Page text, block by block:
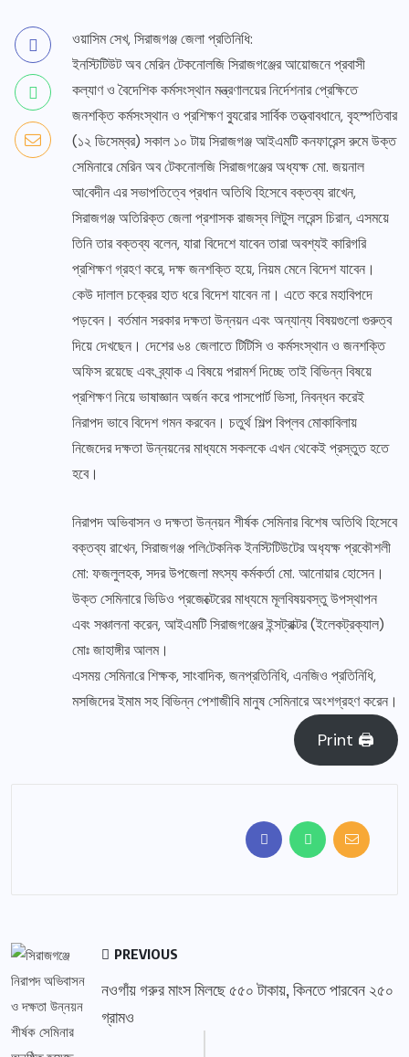
ওয়াসিম সেখ, সিরাজগঞ্জ জেলা প্রতিনিধি:
ইনস্টিটিউট অব মেরিন টেকনোলজি সিরাজগঞ্জের আয়োজনে প্রবাসী
কল্যাণ ও বৈদেশিক কর্মসংস্থান মন্ত্রণালয়ের নির্দেশনার প্রেক্ষিতে
জনশক্তি কর্মসংস্থান ও প্রশিক্ষণ ব্যুরোর সার্বিক তত্ত্বাবধানে, বৃহস্পতিবার
(১২ ডিসেম্বর) সকাল ১০ টায় সিরাজগঞ্জ আইএমটি কনফারেন্স রুমে উক্ত
সেমিনারে মেরিন অব টেকনোলজি সিরাজগঞ্জের অধ্যক্ষ মো. জয়নাল
আ‌বেদীন এর সভাপতিত্বে প্রধান অতিথি হিসেবে বক্তব্য রাখেন,
সিরাজগঞ্জ অতিরিক্ত জেলা প্রশাসক রাজস্ব লিটুস লরেন্স চিরান, এসময়ে
তিনি তার বক্তব্য বলেন, যারা বিদেশে যাবেন তারা অবশ্যই কারিগরি
প্রশিক্ষণ গ্রহণ করে, দক্ষ জনশক্তি হয়ে, নিয়ম মেনে বিদেশ যাবেন।
কেউ দালাল চক্রের হাত ধরে বিদেশ যাবেন না। এতে করে মহাবিপদে
পড়বেন। বর্তমান সরকার দক্ষতা উন্নয়ন এবং অন্যান্য বিষয়গুলো গুরুত্ব
দিয়ে দেখছেন। দেশের ৬৪ জেলাতে টিটিসি ও কর্মসংস্থান ও জনশক্তি
অফিস রয়েছে এবং ব্র্যাক এ বিষয়ে পরামর্শ দিচ্ছে তাই বিভিন্ন বিষয়ে
প্রশিক্ষণ নিয়ে ভাষাজ্ঞান অর্জন করে পাসপোর্ট ভিসা, নিবন্ধন করেই
নিরাপদ ভাবে বিদেশ গমন করবেন। চতুর্থ শিল্প বিপ্লব মোকাবিলায়
নিজেদের দক্ষতা উন্নয়নের মাধ্যমে সকলকে এখন থেকেই প্রস্তুত হতে
হবে।
নিরাপদ অভিবাসন ও দক্ষতা উন্নয়ন শীর্ষক সেমিনার বিশেষ অতিথি হিসেবে
বক্তব্য রাখেন, সিরাজগঞ্জ প‌লি‌টেক‌নিক ইন‌স্টি‌টিউটের অধ‌্যক্ষ প্রকৌশলী
মো: ফজলুলহক, সদর উপজেলা মৎস্য কর্মকর্তা মো. আনোয়ার হোসেন।
উক্ত সেমিনারে ভিডিও প্রজেক্টেরের মাধ্যমে মূলবিষয়বস্তু উপস্থাপন
এবং সঞ্চালনা করেন, আইএমটি সিরাজগঞ্জের ইন্সট্রাক্টর (ইলেকট্রক্যাল)
মোঃ জাহাঙ্গীর আলম।
এসময় সে‌মিনা‌রে শিক্ষক, সাংবাদিক, জনপ্রতিনিধি, এনজিও প্রতিনিধি,
মসজিদের ইমাম সহ বিভিন্ন পেশাজীবি মানুষ সেমিনারে অংশগ্রহণ করেন।
Print 🖨
PREVIOUS
নওগাঁয় গরুর মাংস মিলছে ৫৫০ টাকায়, কিনতে পারবেন ২৫০
গ্রামও